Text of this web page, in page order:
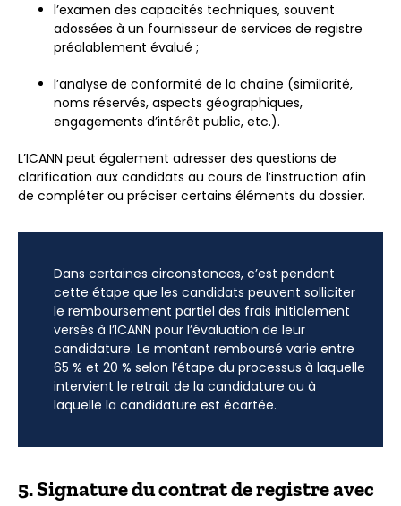
l’examen des capacités techniques, souvent
adossées à un fournisseur de services de registre
préalablement évalué ;
l’analyse de conformité de la chaîne (similarité,
noms réservés, aspects géographiques,
engagements d’intérêt public, etc.).
L’ICANN peut également adresser des questions de
clarification aux candidats au cours de l’instruction afin
de compléter ou préciser certains éléments du dossier.
Dans certaines circonstances, c’est pendant
cette étape que les candidats peuvent solliciter
le remboursement partiel des frais initialement
versés à l’ICANN pour l’évaluation de leur
candidature. Le montant remboursé varie entre
65 % et 20 % selon l’étape du processus à laquelle
intervient le retrait de la candidature ou à
laquelle la candidature est écartée.
5. Signature du contrat de registre avec